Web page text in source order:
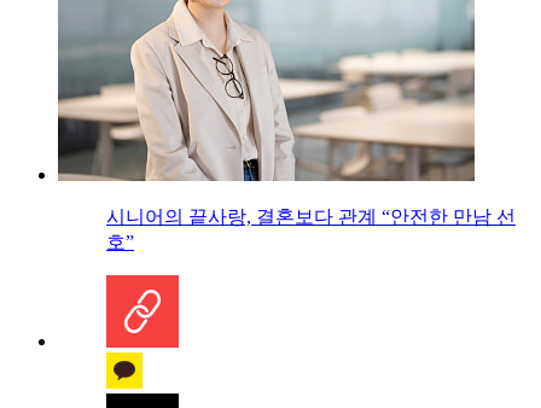
시니어의 끝사랑, 결혼보다 관계 “안전한 만남 선
호”